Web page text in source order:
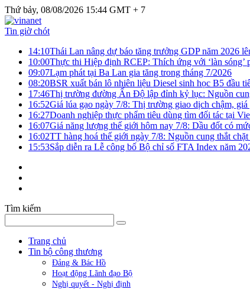
Thứ bảy, 08/08/2026 15:44 GMT + 7
Tin giờ chót
14:10Thái Lan nâng dự báo tăng trưởng GDP năm 2026
10:00Thực thi Hiệp định RCEP: Thích ứng với ‘làn sóng’
09:07Lạm phát tại Ba Lan gia tăng trong tháng 7/2026
08:20BSR xuất bán lô nhiên liệu Diesel sinh học B5 đầu
17:46Thị trường đường Ấn Độ lập đỉnh kỷ lục: Nguồn
16:52Giá lúa gạo ngày 7/8: Thị trường giao dịch chậm,
16:27Doanh nghiệp thực phẩm tiêu dùng tìm đối tác tại
16:07Giá năng lượng thế giới hôm nay 7/8: Dầu đốt có
16:02TT hàng hoá thế giới ngày 7/8: Nguồn cung thắt
15:53Sắp diễn ra Lễ công bố Bộ chỉ số FTA Index năm
Tìm kiếm
Trang chủ
Tin bộ công thương
Đảng & Bác Hồ
Hoạt động Lãnh đạo Bộ
Nghị quyết - Nghị định